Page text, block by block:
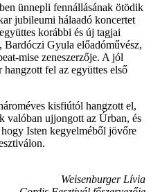
ünnepli fennállásának ötödik
jubileumi hálaadó koncertet
korábbi és új tagjai
Gyula előadóművész,
mise zeneszerzője. A jól
fel az együttes első
kisfiútól hangzott el,
valóban ujjongott az Úrban, és
Isten kegyelméből jövőre
Weisenburger Lívia